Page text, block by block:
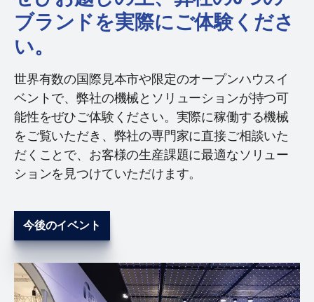
ブランドを実際にご体験くださ
い。
世界有数の国際見本市や限定のオープンハウスイ
ベントで、弊社の機械とソリューションが持つ可
能性をぜひご体験ください。実際に稼働する機械
をご覧いただき、弊社の専門家に直接ご相談いた
だくことで、お客様の生産課題に最適なソリュー
ションを見つけていただけます。
今後のイベント